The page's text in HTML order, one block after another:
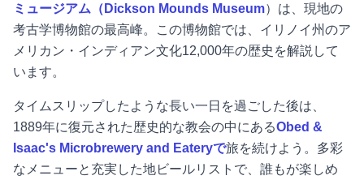
ミュージアム（Dickson Mounds Museum）は、現地の
考古学博物館の最高峰。この博物館では、イリノイ州のア
メリカン・インディアン文化12,000年の歴史を解説して
います。
タイムスリップしたような長い一日を過ごした後は、
1889年に復元された歴史的な教会の中にあるObed &
Isaac's Microbrewery and Eateryで旅を続けよう。多彩
なメニューと充実した地ビールリストで、誰もが楽しめ